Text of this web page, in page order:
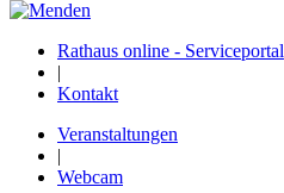
Rathaus online - Serviceportal
|
Kontakt
Veranstaltungen
|
Webcam